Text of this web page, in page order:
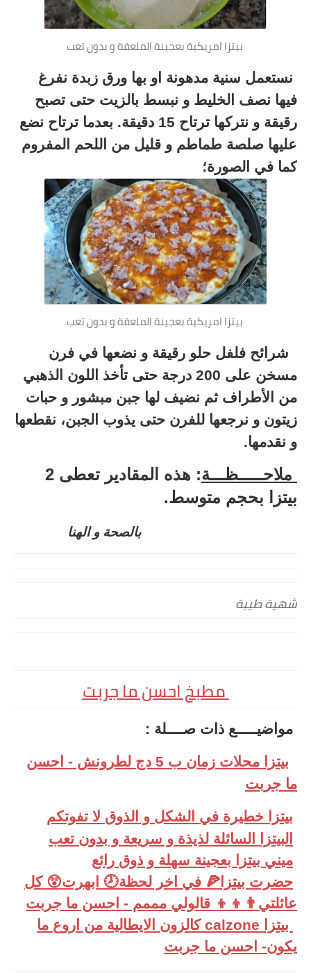
بيتزا امريكية بعجينة الملعقة و بدون تعب
نستعمل سنية مدهونة او بها ورق زبدة نفرغ
فيها نصف الخليط و نبسط بالزيت حتى تصبح
رقيقة و نتركها ترتاح 15 دقيقة. بعدما ترتاح نضع
عليها صلصة طماطم و قليل من اللحم المفروم
كما في الصورة؛
بيتزا امريكية بعجينة الملعقة و بدون تعب
شرائح فلفل حلو رقيقة و نضعها في فرن
مسخن على 200 درجة حتى تأخذ اللون الذهبي
من الأطراف ثم نضيف لها جبن مبشور و حبات
زيتون و نرجعها للفرن حتى يذوب الجبن، نقطعها
و نقدمها.
ملاحـــــظـــة
: هذه المقادير تعطى 2
بيتزا بحجم متوسط.
بالصحة و الهنا
شهية طيبة
مطبخ احسن ما جربت
مواضيـــــع ذات صــــلة :
بيتزا محلات زمان ب 5 دج لطرونش - احسن
ما جربت
بيتزا خطيرة في الشكل و الذوق لا تفوتكم
البيتزا السائلة لذيذة و سريعة و بدون تعب
ميني بيتزا بعجينة سهلة و ذوق رائع
حضرت بيتزا🍕 في اخر لحظة🕗 ابهرت😲 كل
عائلتي👨‍👦‍👦 قالولي مممم - احسن ما جربت
بيتزا calzone كالزون الايطالية من اروع ما
يكون- احسن ما جربت